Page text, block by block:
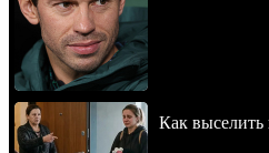
Как выселить